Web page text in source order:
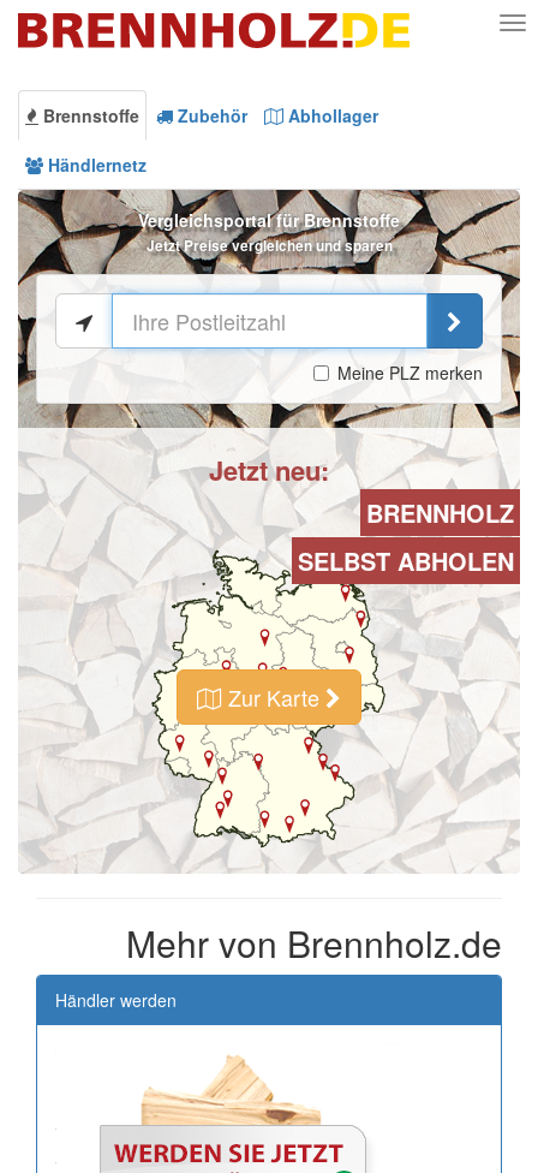
Brennstoffe Zubehör Abhollager
Händlernetz
Vergleichsportal für Brennstoffe
Jetzt Preise vergleichen und sparen
Meine PLZ merken
Jetzt neu:
BRENNHOLZ
SELBST ABHOLEN
Zur Karte
Mehr von Brennholz.de
Händler werden